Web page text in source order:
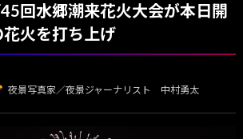
45回水郷潮来花火大会が本日開
火を打ち上げ
夜景写真家／夜景ジャーナリスト 中村勇太